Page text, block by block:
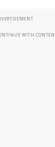
WITH